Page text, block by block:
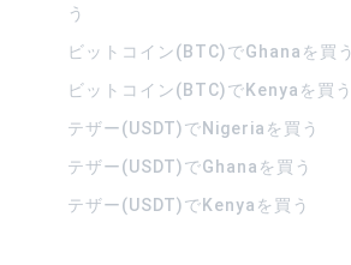
う
ビットコイン(BTC)でGhanaを買う
ビットコイン(BTC)でKenyaを買う
テザー(USDT)でNigeriaを買う
テザー(USDT)でGhanaを買う
テザー(USDT)でKenyaを買う